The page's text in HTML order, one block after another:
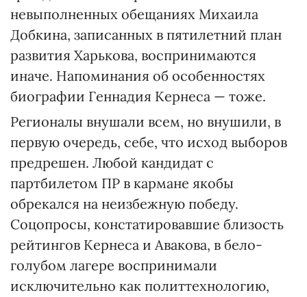
невыполненных обещаниях Михаила
Добкина, записанных в пятилетний план
развития Харькова, воспринимаются
иначе. Напоминания об особенностях
биографии Геннадия Кернеса — тоже.
Регионалы внушали всем, но внушили, в
первую очередь, себе, что исход выборов
предрешен. Любой кандидат с
партбилетом ПР в кармане якобы
обрекался на неизбежную победу.
Соцопросы, констатировавшие близость
рейтингов Кернеса и Авакова, в бело-
голубом лагере воспринимали
исключительно как политтехнологию,